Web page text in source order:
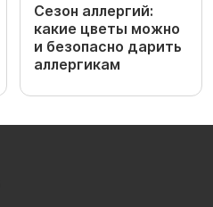
Сезон аллергий:
какие цветы можно
и безопасно дарить
аллергикам